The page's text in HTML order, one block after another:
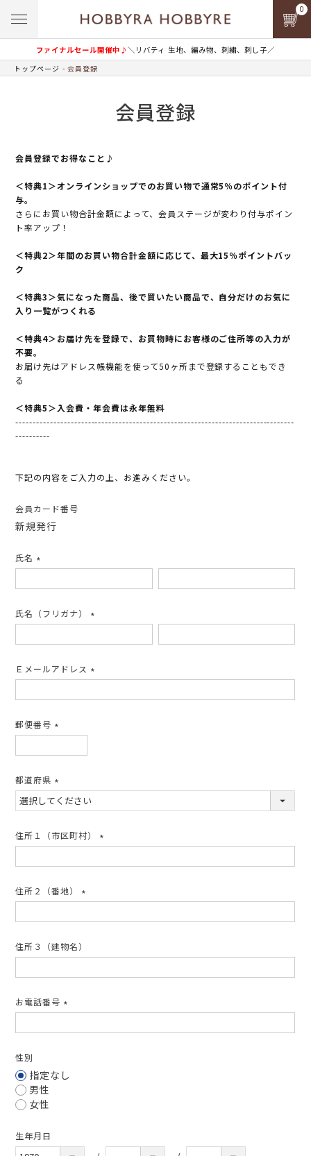
ファイナルセール開催中♪＼リバティ 生地、編み物、刺繍、刺し子／
0
トップページ 会員登録
会員登録
会員登録でお得なこと♪
＜特典1＞オンラインショップでのお買い物で通常5％のポイント付
与。
さらにお買い物合計金額によって、会員ステージが変わり付与ポイン
ト率アップ！
＜特典2＞年間のお買い物合計金額に応じて、最大15％ポイントバッ
ク
＜特典3＞気になった商品、後で買いたい商品で、自分だけのお気に
入り一覧がつくれる
＜特典4＞お届け先を登録で、お買物時にお客様のご住所等の入力が
不要。
お届け先はアドレス帳機能を使って50ヶ所まで登録することもでき
る
＜特典5＞入会費・年会費は永年無料
---------------------------------------------------------------------------------
----------
下記の内容をご入力の上、お進みください。
会員カード番号
新規発行
氏名
須)
氏名（フリガナ）
須)
Ｅメールアドレス
須)
郵便番号
須)
都道府県
(必
須)
住所１（市区町村）
須)
住所２（番地）
須)
住所３（建物名）
お電話番号
須)
性別
指定なし
男性
女性
生年月日